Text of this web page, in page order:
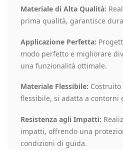
Materiale di Alta Qualità:
prima qualità, garantisce
Applicazione Perfetta:
modo perfetto e migliorare
una funzionalità ottimale.
Materiale Flessibile:
flessibile, si adatta a contorni
Resistenza agli Impatti:
impatti, offrendo una
condizioni di guida.